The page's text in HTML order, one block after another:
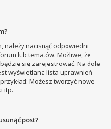
należy nacisnąć odpowiedni
lub tematów. Możliwe, że
się zarejestrować. Na dole
wyświetlana lista uprawnień
Możesz tworzyć nowe
itp.
post?